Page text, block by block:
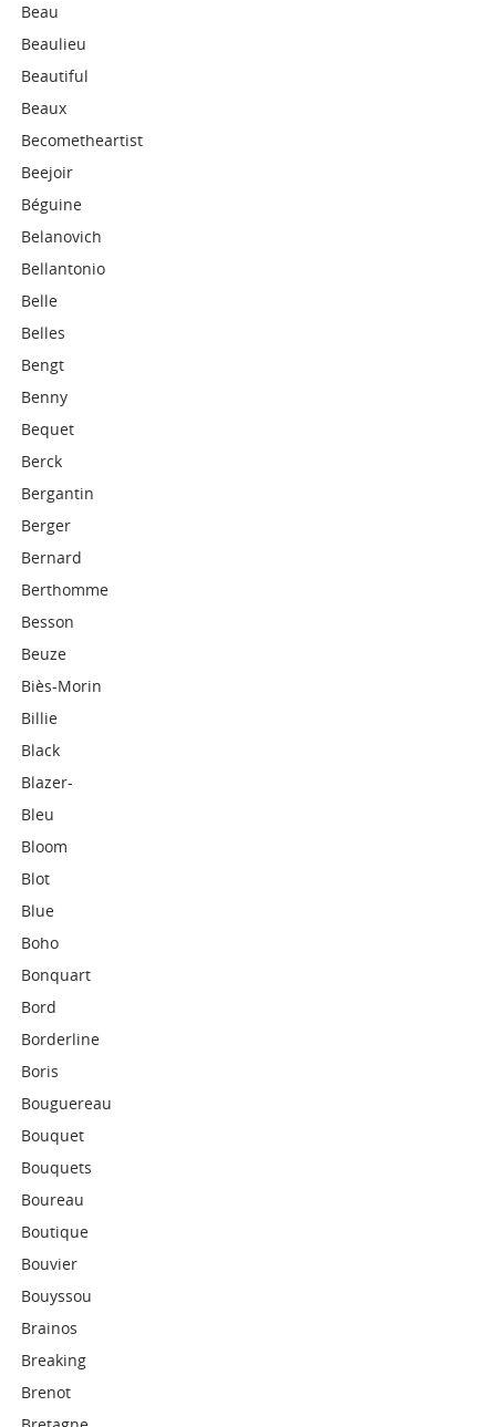
Beau
Beaulieu
Beautiful
Beaux
Becometheartist
Beejoir
Béguine
Belanovich
Bellantonio
Belle
Belles
Bengt
Benny
Bequet
Berck
Bergantin
Berger
Bernard
Berthomme
Besson
Beuze
Biès-Morin
Billie
Black
Blazer-
Bleu
Bloom
Blot
Blue
Boho
Bonquart
Bord
Borderline
Boris
Bouguereau
Bouquet
Bouquets
Boureau
Boutique
Bouvier
Bouyssou
Brainos
Breaking
Brenot